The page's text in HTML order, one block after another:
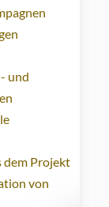
und
dem Projekt
von